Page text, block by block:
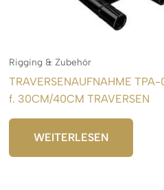
Rigging & Zubehör
TRAVERSENAUFNAHME
f. 30CM/40CM TRAVERSEN
WEITERLESEN